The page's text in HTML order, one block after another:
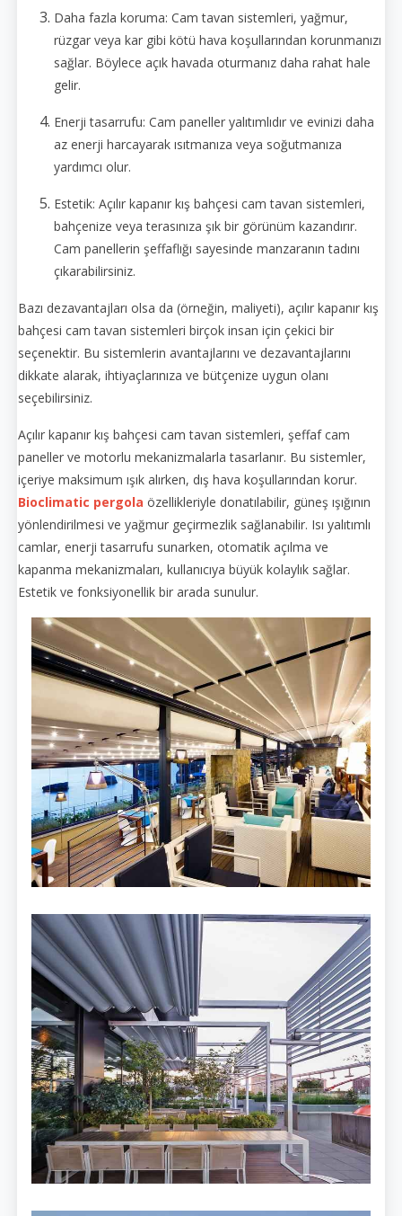
Daha fazla koruma: Cam tavan sistemleri, yağmur,
rüzgar veya kar gibi kötü hava koşullarından korunmanızı
sağlar. Böylece açık havada oturmanız daha rahat hale
gelir.
Enerji tasarrufu: Cam paneller yalıtımlıdır ve evinizi daha
az enerji harcayarak ısıtmanıza veya soğutmanıza
yardımcı olur.
Estetik: Açılır kapanır kış bahçesi cam tavan sistemleri,
bahçenize veya terasınıza şık bir görünüm kazandırır.
Cam panellerin şeffaflığı sayesinde manzaranın tadını
çıkarabilirsiniz.
Bazı dezavantajları olsa da (örneğin, maliyeti), açılır kapanır kış
bahçesi cam tavan sistemleri birçok insan için çekici bir
seçenektir. Bu sistemlerin avantajlarını ve dezavantajlarını
dikkate alarak, ihtiyaçlarınıza ve bütçenize uygun olanı
seçebilirsiniz.
Açılır kapanır kış bahçesi cam tavan sistemleri, şeffaf cam
paneller ve motorlu mekanizmalarla tasarlanır. Bu sistemler,
içeriye maksimum ışık alırken, dış hava koşullarından korur.
Bioclimatic pergola özellikleriyle donatılabilir, güneş ışığının
yönlendirilmesi ve yağmur geçirmezlik sağlanabilir. Isı yalıtımlı
camlar, enerji tasarrufu sunarken, otomatik açılma ve
kapanma mekanizmaları, kullanıcıya büyük kolaylık sağlar.
Estetik ve fonksiyonellik bir arada sunulur.